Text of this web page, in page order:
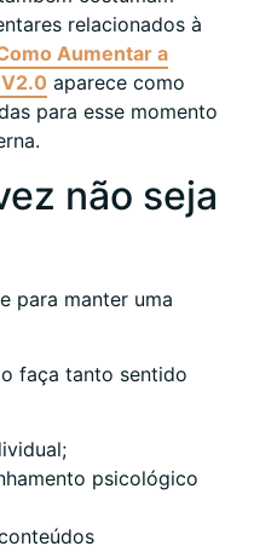
relacionados à
Aumentar a
aparece como
para esse momento
não seja
para manter uma
faça tanto sentido
psicológico